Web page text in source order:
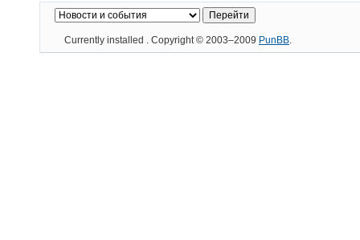
Currently installed . Copyright © 2003–2009 PunBB.